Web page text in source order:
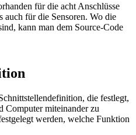
für die acht Anschlüsse
auch für die Sensoren. Wo die
kann man dem Source-Code
die festlegt,
Computer miteinander zu
werden, welche Funktion